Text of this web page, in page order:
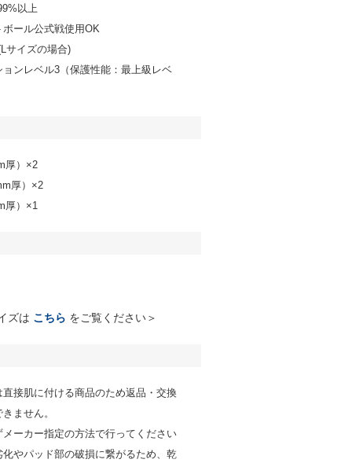
以上
ール公式戦使用OK
サイズの場合)
ンレベル3（保護性能：最上級レベ
厚）×2
厚）×2
厚）×1
ズは こちら をご覧ください＞
接肌に付ける商品のため返品・交換
ません。
ーカー指定の方法で行ってください
化やパッド部の破損に繋がるため、乾